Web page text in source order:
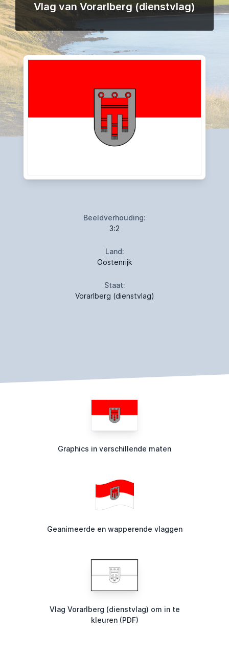
Vlag van Vorarlberg (dienstvlag)
Beeldverhouding:
3:2
Land:
Oostenrijk
Staat:
Vorarlberg (dienstvlag)
Graphics in verschillende maten
Geanimeerde en wapperende vlaggen
Vlag Vorarlberg (dienstvlag) om in te
kleuren (PDF)